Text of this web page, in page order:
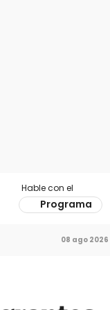
Hable con el
Programa
08 ago 2026